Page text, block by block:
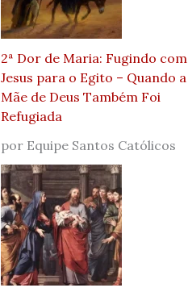
2ª Dor de Maria: Fugindo com
Jesus para o Egito – Quando a
Mãe de Deus Também Foi
Refugiada
por Equipe Santos Católicos